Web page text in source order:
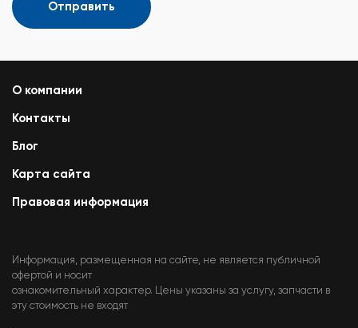
Отправить
О компании
Контакты
Блог
Карта сайта
Правовая информация
Информация, размещенная на сайте, не является публичной
офертой и носит
ознакомительный характер. Цены указаны за услугу, запчасти в
эту стоимость не входят